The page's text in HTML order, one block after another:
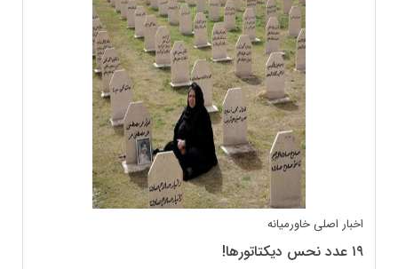
اخبار اصلی خاورمیانه
۱۹ عدد نحس دیکتاتورها!